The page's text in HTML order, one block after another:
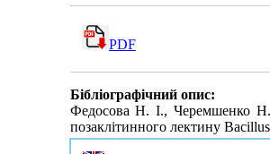
PDF
Бібліографічний опис:
Федосова Н. І., Черемшенко
позаклітинного лектину